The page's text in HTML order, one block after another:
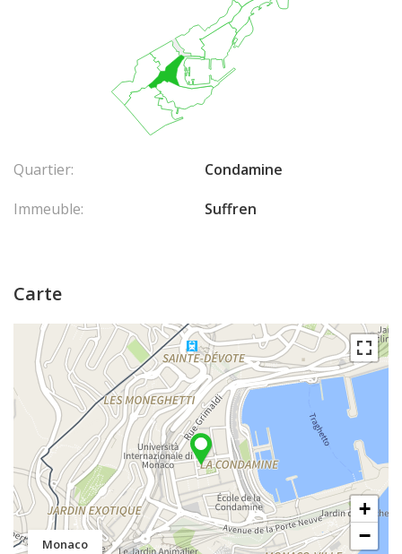
Quartier:
Condamine
Immeuble:
Suffren
Carte
Monaco
+
−